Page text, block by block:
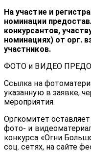
На участие и
номинации
конкурсантов,
номинациях) от орг.
участников.
ФОТО и ВИДЕО
Ссылка на
указанную в заявке,
мероприятия.
Оргкомитет
фото- и
конкурса «Огни
соц. сетях, на сайте